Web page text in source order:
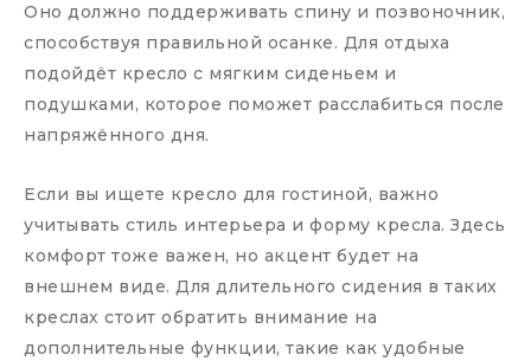
Оно должно поддерживать спину и позвоночник,
способствуя правильной осанке. Для отдыха
подойдёт кресло с мягким сиденьем и
подушками, которое поможет расслабиться после
напряжённого дня.
Если вы ищете кресло для гостиной, важно
учитывать стиль интерьера и форму кресла. Здесь
комфорт тоже важен, но акцент будет на
внешнем виде. Для длительного сидения в таких
креслах стоит обратить внимание на
дополнительные функции, такие как удобные